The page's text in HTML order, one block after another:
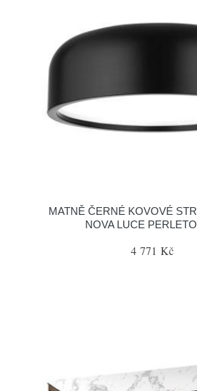
MATNĚ ČERNÉ KOVOVÉ
NOVA LUCE
4 771 Kč